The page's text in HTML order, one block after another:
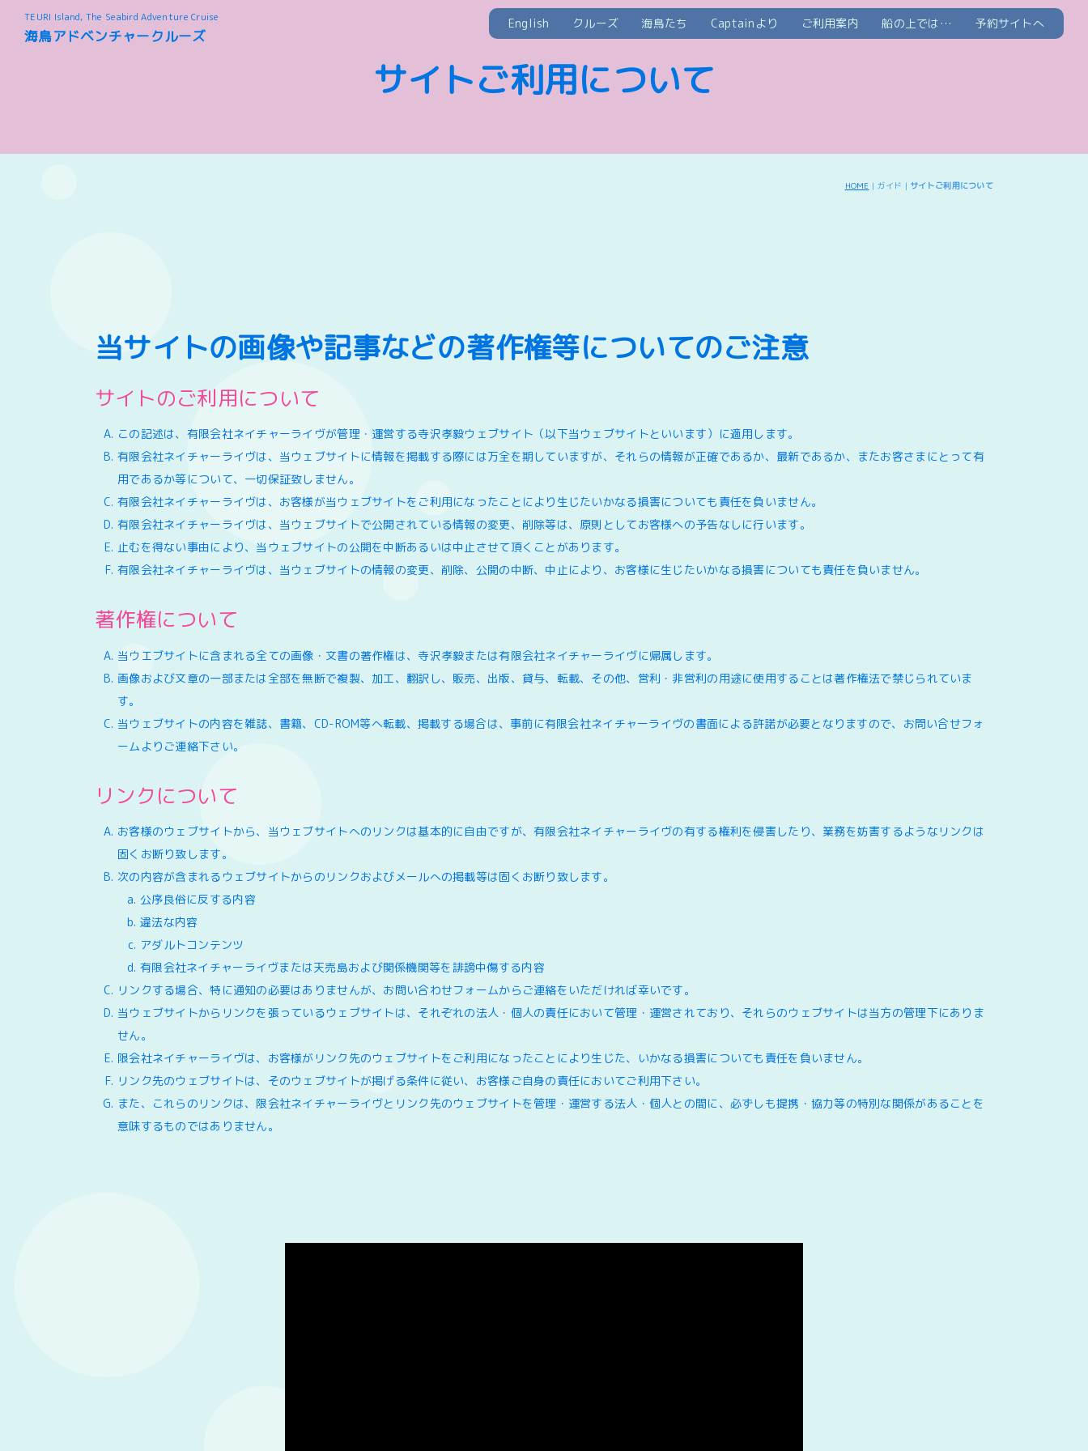
TEURI Island, The Seabird Adventure Cruise
海鳥アドベンチャークルーズ
English クルーズ 海鳥たち Captainより ご利用案内 船の上では… 予約サイトへ
サイトご利用について
HOME | ガイド | サイトご利用について
当サイトの画像や記事などの著作権等についてのご注意
サイトのご利用について
この記述は、有限会社ネイチャーライヴが管理・運営する寺沢孝毅ウェブサイト（以下当ウェブサイトといいます）に適用します。
有限会社ネイチャーライヴは、当ウェブサイトに情報を掲載する際には万全を期していますが、それらの情報が正確であるか、最新であるか、またお客さまにとって有
用であるか等について、一切保証致しません。
有限会社ネイチャーライヴは、お客様が当ウェブサイトをご利用になったことにより生じたいかなる損害についても責任を負いません。
有限会社ネイチャーライヴは、当ウェブサイトで公開されている情報の変更、削除等は、原則としてお客様への予告なしに行います。
止むを得ない事由により、当ウェブサイトの公開を中断あるいは中止させて頂くことがあります。
有限会社ネイチャーライヴは、当ウェブサイトの情報の変更、削除、公開の中断、中止により、お客様に生じたいかなる損害についても責任を負いません。
著作権について
当ウエブサイトに含まれる全ての画像・文書の著作権は、寺沢孝毅または有限会社ネイチャーライヴに帰属します。
画像および文章の一部または全部を無断で複製、加工、翻訳し、販売、出版、貸与、転載、その他、営利・非営利の用途に使用することは著作権法で禁じられていま
す。
当ウェブサイトの内容を雑誌、書籍、CD-ROM等へ転載、掲載する場合は、事前に有限会社ネイチャーライヴの書面による許諾が必要となりますので、お問い合せフォ
ームよりご連絡下さい。
リンクについて
お客様のウェブサイトから、当ウェブサイトへのリンクは基本的に自由ですが、有限会社ネイチャーライヴの有する権利を侵害したり、業務を妨害するようなリンクは
固くお断り致します。
次の内容が含まれるウェブサイトからのリンクおよびメールへの掲載等は固くお断り致します。
公序良俗に反する内容
違法な内容
アダルトコンテンツ
有限会社ネイチャーライヴまたは天売島および関係機関等を誹謗中傷する内容
リンクする場合、特に通知の必要はありませんが、お問い合わせフォームからご連絡をいただければ幸いです。
当ウェブサイトからリンクを張っているウェブサイトは、それぞれの法人・個人の責任において管理・運営されており、それらのウェブサイトは当方の管理下にありま
せん。
限会社ネイチャーライヴは、お客様がリンク先のウェブサイトをご利用になったことにより生じた、いかなる損害についても責任を負いません。
リンク先のウェブサイトは、そのウェブサイトが掲げる条件に従い、お客様ご自身の責任においてご利用下さい。
また、これらのリンクは、限会社ネイチャーライヴとリンク先のウェブサイトを管理・運営する法人・個人との間に、必ずしも提携・協力等の特別な関係があることを
意味するものではありません。